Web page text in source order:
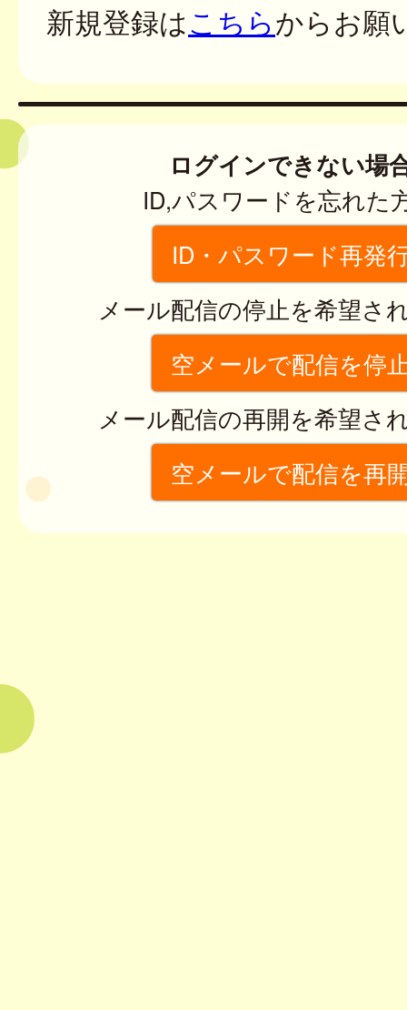
新規登録はこちらからお願
ログインできない場
ID,パスワードを忘れた
ID・パスワード再発
メール配信の停止を希望さ
空メールで配信を停
メール配信の再開を希望さ
空メールで配信を再